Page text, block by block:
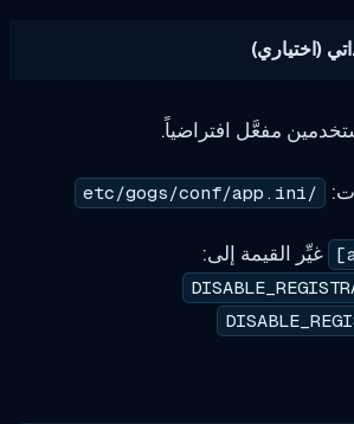
(اختياري)
مفعَّل افتراضياً.
/etc/gogs/conf/app.ini
القيمة إلى: